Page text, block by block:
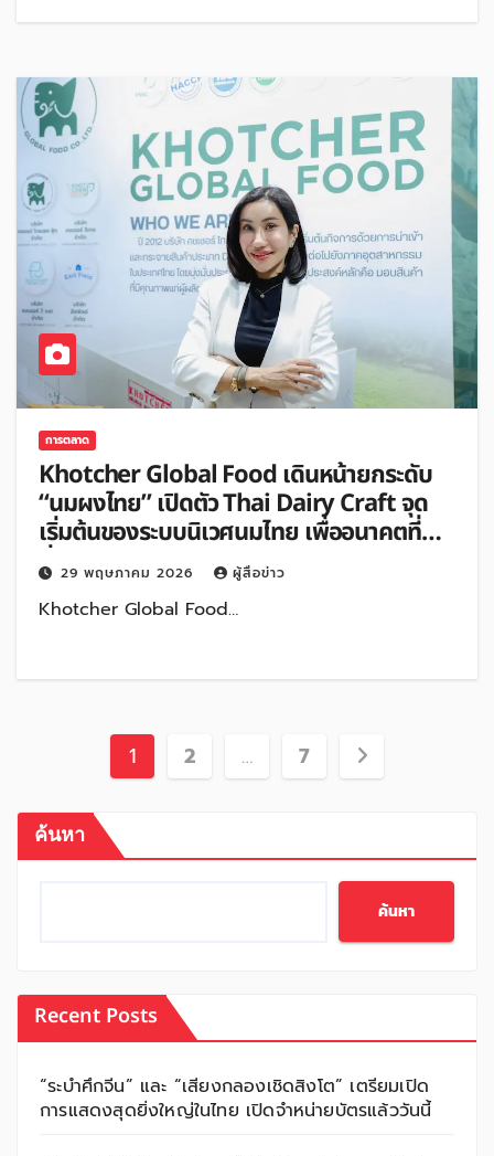
ANUGA ASIA 2026
การตลาด
Khotcher Global Food เดินหน้ายกระดับ
“นมผงไทย” เปิดตัว Thai Dairy Craft จุด
เริ่มต้นของระบบนิเวศนมไทย เพื่ออนาคตที่
ยั่งยืนของอุตสาหกรรม Dairy ไทยท่ามกลาง
สถานการณ์ “น้ำนมดิบล้นตลาด” ที่เกิดขึ้นต่อ
เนื่องในประเทศไทย และส่งผลกระทบต่อ
29 พฤษภาคม 2026 ผู้สื่อข่าว
Khotcher Global Food…
Posts
1 2 … 7
ค้นหา
ค้นหา
Recent Posts
“ระบำศึกจีน” และ “เสียงกลองเชิดสิงโต” เตรียมเปิด
การแสดงสุดยิ่งใหญ่ในไทย เปิดจำหน่ายบัตรแล้ววันนี้